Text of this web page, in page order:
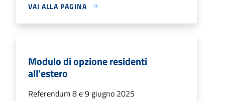
VAI ALLA PAGINA
Modulo di opzione residenti
all'estero
Referendum 8 e 9 giugno 2025